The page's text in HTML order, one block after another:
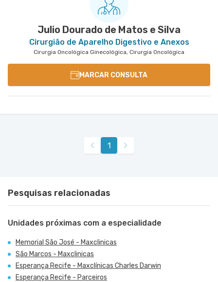
Julio Dourado de Matos e Silva
Cirurgião de Aparelho Digestivo e Anexos
Cirurgia Oncológica Ginecológica, Cirurgia Oncológica
MARCAR CONSULTA
1
Pesquisas relacionadas
Unidades próximas com a especialidade
Memorial São José - Maxclinicas
São Marcos - Maxclinicas
Esperança Recife - Maxclínicas Charles Darwin
Esperança Recife - Parceiros